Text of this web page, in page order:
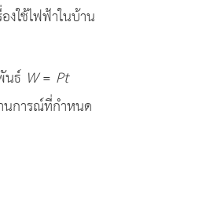
ใช้ไฟฟ้าในบ้าน
นธ์ W= Pt
นการณ์ที่กำหนด